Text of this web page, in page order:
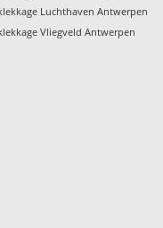
Luchthaven Antwerpen
Vliegveld Antwerpen